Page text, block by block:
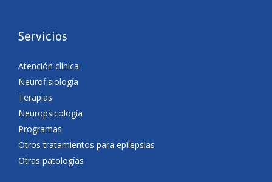
Servicios
Atención clínica
Neurofisiología
Terapias
Neuropsicología
Programas
Otros tratamientos para epilepsias
Otras patologías